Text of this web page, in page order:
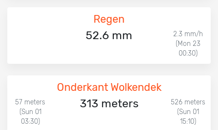
Regen
52.6 mm
2.3 mm/h
(Mon 23
00:30)
Onderkant Wolkendek
57 meters
(Sun 01
03:30)
313 meters
526 meters
(Sun 01
15:10)